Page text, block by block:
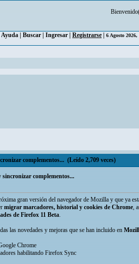
Ayuda Buscar Ingresar Registrarse 6 Agosto
complementos... (Leído 2,709 veces)
complementos...
gran versión del navegador de Mozilla y que ya
migrar marcadores, historial y cookies de Chrome,
de Firefox 11 Beta.
las novedades y mejoras que se han incluido en
Chrome
habilitando Firefox Sync